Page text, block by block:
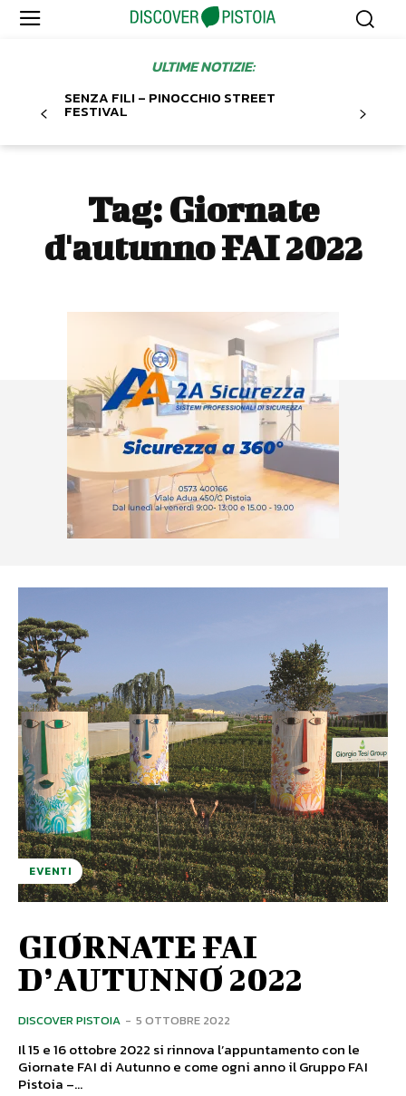
ULTIME NOTIZIE:
SENZA FILI – PINOCCHIO STREET
FESTIVAL
Tag: Giornate
d'autunno FAI 2022
EVENTI
GIORNATE FAI
D’AUTUNNO 2022
DISCOVER PISTOIA - 5 OTTOBRE 2022
Il 15 e 16 ottobre 2022 si rinnova l’appuntamento con le
Giornate FAI di Autunno e come ogni anno il Gruppo FAI
Pistoia –...